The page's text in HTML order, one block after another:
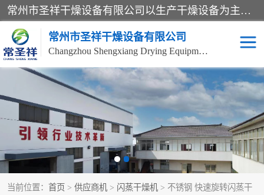
常州市圣祥干燥设备有限公司以生产干燥设备为主导产品，提供：干燥设备、干燥机、混合机、气流干燥机、烘箱、热风循环烘箱、沸腾干燥机、烘干机、喷雾干燥机等产品的生产、制造与销售服务。
常州市圣祥干燥设备有限公司
Changzhou Shengxiang Drying Equipment Co. , Ltd.
当前位置： 首页 > 供应商机 > 闪蒸干燥机 > 不锈钢 快速旋转闪蒸干
单锥真空干燥机 双锥真空干燥机
气流干燥机 滚筒刮板干燥机
干燥机 闪蒸干燥机
桨叶干燥机 高速混合机